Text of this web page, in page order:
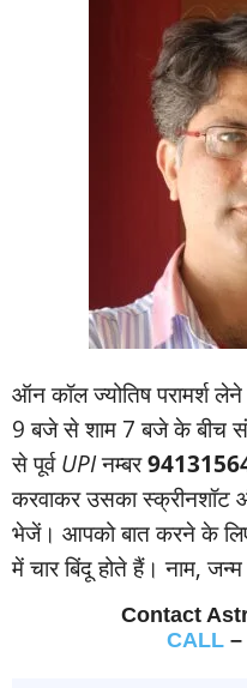
ऑन कॉल ज्‍योतिष परामर्श
9 बजे से शाम 7 बजे के बीच
से पूर्वUPIनम्‍बर
करवाकर उसका स्‍क्रीनशॉट
भेजें। आपको बात करने के लिए
में चार बिंदू होते हैं। नाम,
Contact
CALL –